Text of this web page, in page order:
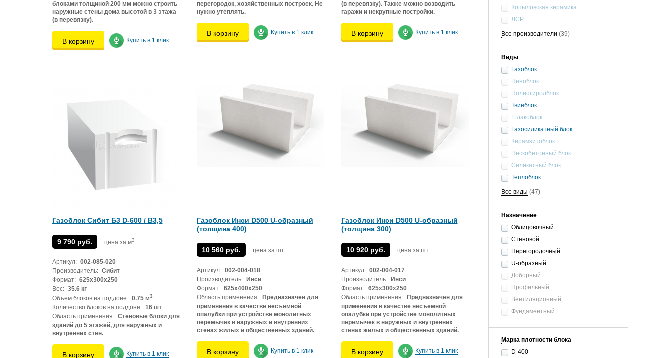
Копыловская керамика
ЛСР
Все производители (39)
Виды
Газоблок
Пеноблок
Полистиролблок
Твинблок
Шлакоблок
Газосиликатный блок
Керамзитоблок
Пескобетонный блок
Силикатный блок
Теплоблок
Все виды (47)
Назначение
Облицовочный
Стеновой
Перегородочный
U-образный
Доборный
Профильный
Вентиляционный
Фундаментный
Марка плотности блока
D-400
блоками толщиной 200 мм можно строить
наружные стены дома высотой в 3 этажа
(в перевязку).
В корзину Купить в 1 клик
перегородок, хозяйственных построек. Не
нужно утеплять.
В корзину Купить в 1 клик
(в перевязку). Также можно возводить
гаражи и некрупные постройки.
В корзину Купить в 1 клик
Газоблок Сибит Б3 D-600 / B3,5
9 790 руб. цена за м3
Артикул: 002-085-020
Производитель: Сибит
Формат: 625х300х250
Вес: 35.6 кг
Объем блоков на поддоне: 0.75 м3
Количество блоков на поддоне: 16 шт
Область применения: Стеновые блоки для
зданий до 5 этажей, для наружных и
внутренних стен.
В корзину Купить в 1 клик
Газоблок Инси D500 U-образный
(толщина 400)
10 560 руб. цена за шт.
Артикул: 002-004-018
Производитель:
Инси
Формат: 625х400х250
Область применения:
Предназначен для
применения в качестве несъемной
опалубки при устройстве монолитных
перемычек в наружных и внутренних
стенах жилых и общественных зданий.
В корзину Купить в 1 клик
Газоблок Инси D500 U-образный
(толщина 300)
10 920 руб. цена за шт.
Артикул: 002-004-017
Производитель:
Инси
Формат: 625х300х250
Область применения:
Предназначен для
применения в качестве несъемной
опалубки при устройстве монолитных
перемычек в наружных и внутренних
стенах жилых и общественных зданий.
В корзину Купить в 1 клик